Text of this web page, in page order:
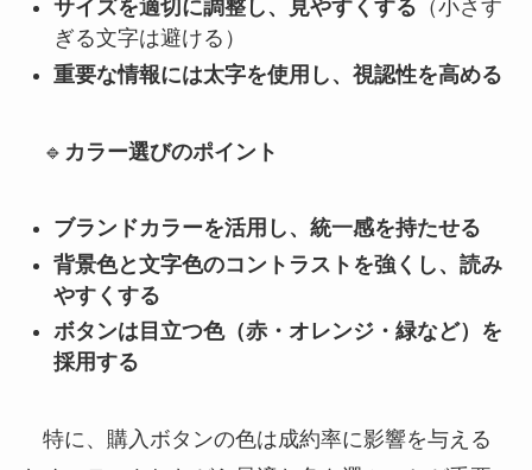
サイズを適切に調整し、見やすくする （小さす
ぎる文字は避ける）
重要な情報には太字を使用し、視認性を高める
🔹 カラー選びのポイント
ブランドカラーを活用し、統一感を持たせる
背景色と文字色のコントラストを強くし、読み
やすくする
ボタンは目立つ色（赤・オレンジ・緑など）を
採用する
特に、購入ボタンの色は成約率に影響を与える